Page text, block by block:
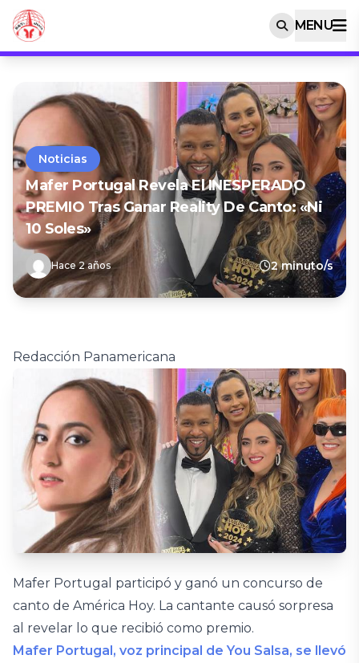
MENU
Noticias
Mafer Portugal Revela El INESPERADO
PREMIO Tras Ganar Reality De Canto: «Ni
10 Soles»
Hace 2 años 2 minuto/s
Redacción Panamericana
Mafer Portugal participó y ganó un concurso de
canto de América Hoy. La cantante causó sorpresa
al revelar lo que recibió como premio.
Mafer Portugal, voz principal de You Salsa, se llevó